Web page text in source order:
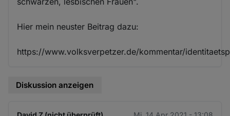
Hier mein neuster Beitrag dazu:
https://www.volksverpetzer.de/kommentar/
Diskussion anzeigen